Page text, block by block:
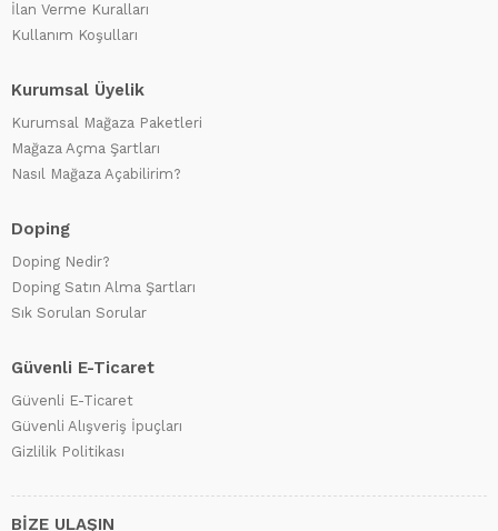
İlan Verme Kuralları
Kullanım Koşulları
Kurumsal Üyelik
Kurumsal Mağaza Paketleri
Mağaza Açma Şartları
Nasıl Mağaza Açabilirim?
Doping
Doping Nedir?
Doping Satın Alma Şartları
Sık Sorulan Sorular
Güvenli E-Ticaret
Güvenli E-Ticaret
Güvenli Alışveriş İpuçları
Gizlilik Politikası
BİZE ULAŞIN